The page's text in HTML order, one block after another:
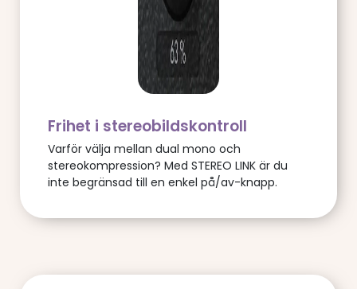
Frihet i stereobildskontroll
Varför välja mellan dual mono och
stereokompression? Med STEREO LINK är du
inte begränsad till en enkel på/av-knapp.